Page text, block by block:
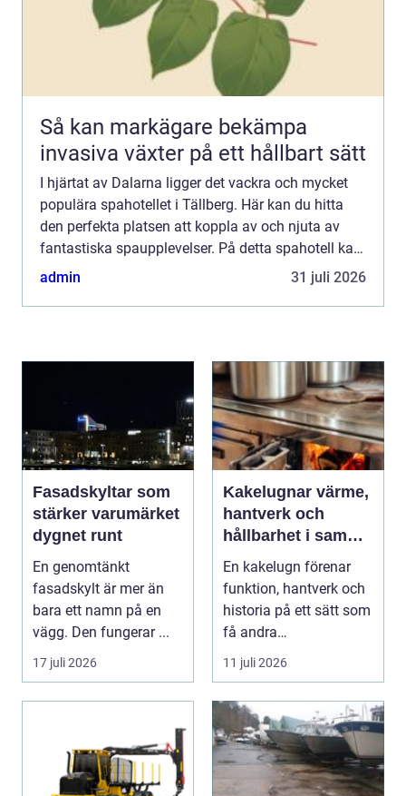
Så kan markägare bekämpa
invasiva växter på ett hållbart sätt
I hjärtat av Dalarna ligger det vackra och mycket
populära spahotellet i Tällberg. Här kan du hitta
den perfekta platsen att koppla av och njuta av
fantastiska spaupplevelser. På detta spahotell kan
du förvänta dig...
admin 31 juli 2026
Fasadskyltar som
stärker varumärket
dygnet runt
En genomtänkt
fasadskylt är mer än
bara ett namn på en
vägg. Den fungerar ...
17 juli 2026
Kakelugnar värme,
hantverk och
hållbarhet i samma
eldstad
En kakelugn förenar
funktion, hantverk och
historia på ett sätt som
få andra
inredningsdetaljer
gör....
11 juli 2026